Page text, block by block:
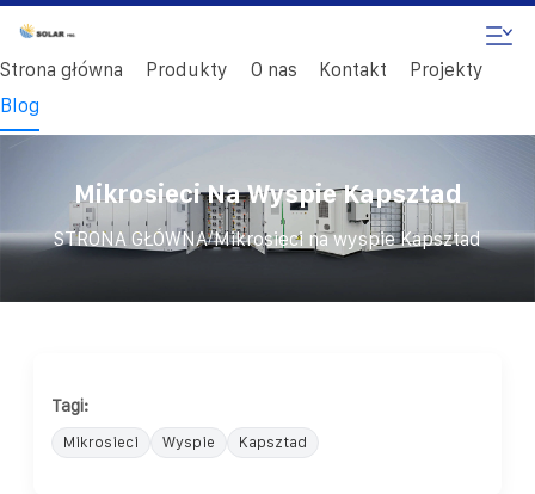
Strona główna Produkty O nas Kontakt
Projekty
Blog
Mikrosieci Na Wyspie Kapsztad
STRONA GŁÓWNA/Mikrosieci na wyspie Kapsztad
Tagi:
Mikrosieci Wyspie Kapsztad